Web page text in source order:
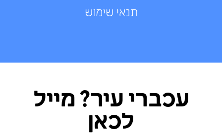
תנאי שימוש
עכברי עיר? מייל
לכאן